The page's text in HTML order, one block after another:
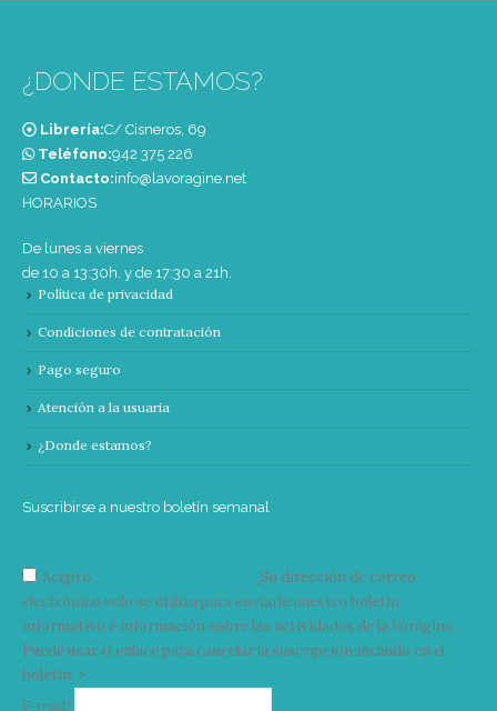
¿DONDE ESTAMOS?
Librería:C/ Cisneros, 69
Teléfono:‭942 375 226‬
Contacto:info@lavoragine.net
HORARIOS
De lunes a viernes
de 10 a 13:30h. y de 17:30 a 21h.
Política de privacidad
Condiciones de contratación
Pago seguro
Atención a la usuaria
¿Donde estamos?
Suscribirse a nuestro boletín semanal
Acepto
Su dirección de correo
electrónico solo se utiliza para enviarle nuestro boletín
informativo e información sobre las actividades de la Vorágine.
Puede usar el enlace para cancelar la suscripción incluido en el
boletín. >
E-mail*